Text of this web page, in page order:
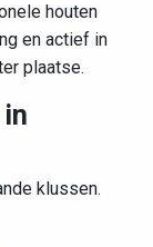
houten
en actief in
plaatse.
klussen.